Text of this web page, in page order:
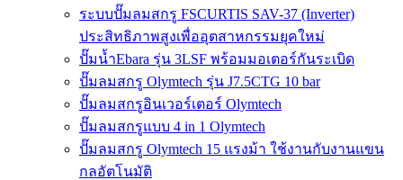
ระบบปั๊มลมสกรู FSCURTIS SAV-37 (Inverter)
ประสิทธิภาพสูงเพื่ออุตสาหกรรมยุคใหม่
ปั๊มน้ำEbara รุ่น 3LSF พร้อมมอเตอร์กันระเบิด
ปั๊มลมสกรู Olymtech รุ่น J7.5CTG 10 bar
ปั๊มลมสกรูอินเวอร์เตอร์ Olymtech
ปั๊มลมสกรูแบบ 4 in 1 Olymtech
ปั๊มลมสกรู Olymtech 15 แรงม้า ใช้งานกับงานแขน
กลอัตโนมัติ